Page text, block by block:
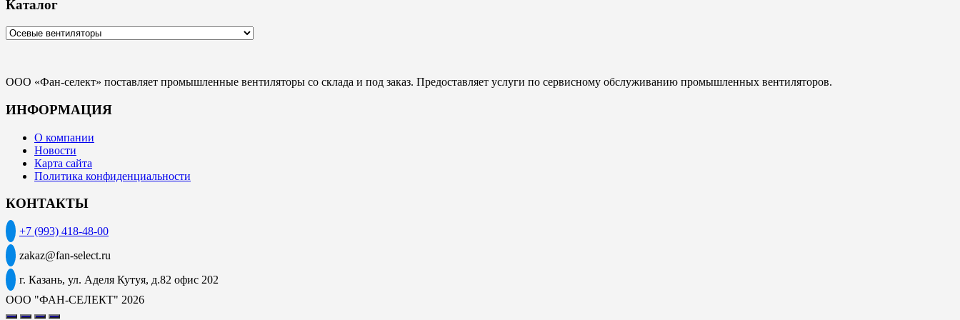
Каталог
ООО «Фан-селект» поставляет промышленные вентиляторы со склада и под заказ. Предоставляет услуги по сервисному обслуживанию промышленных вентиляторов.
ИНФОРМАЦИЯ
О компании
Новости
Карта сайта
Политика конфиденциальности
КОНТАКТЫ
+7 (993) 418-48-00
zakaz@fan-select.ru
г. Казань, ул. Аделя Кутуя, д.82 офис 202
ООО "ФАН-СЕЛЕКТ" 2026